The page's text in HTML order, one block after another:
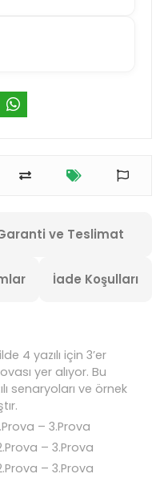
ve Teslimat
İade Koşulları
4 yazılı için 3’er
yer alıyor. Bu
senaryoları ve örnek
– 3.Prova
– 3.Prova
– 3.Prova